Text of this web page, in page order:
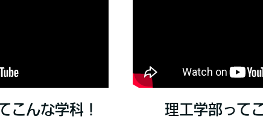
こんな学科！ 理工学部って